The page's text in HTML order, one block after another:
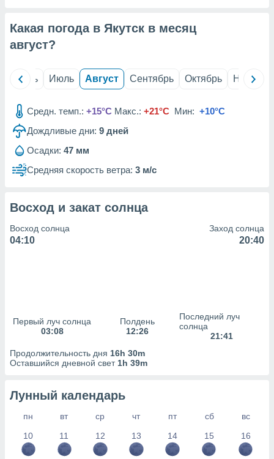
из
рекламы
Какая погода в Якутск в месяц
август?
Июнь Июль Август Сентябрь Октябрь Ноябрь
Средн. темп.: +15°C Макс.: +21°C Мин: +10°C
Дождливые дни: 9 дней
Осадки: 47 мм
Средняя скорость ветра: 3 м/с
Восход и закат солнца
Восход солнца
04:10
Заход солнца
20:40
Первый луч солнца
03:08
Полдень
12:26
Последний луч
солнца
21:41
Продолжительность дня 16h 30m
Оставшийся дневной свет 1h 39m
Лунный календарь
пн вт ср чт пт сб
вс
10
11 12 13 14 15 16